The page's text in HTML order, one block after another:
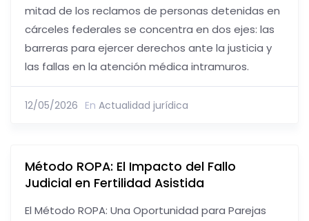
mitad de los reclamos de personas detenidas en
cárceles federales se concentra en dos ejes: las
barreras para ejercer derechos ante la justicia y
las fallas en la atención médica intramuros.
12/05/2026 En Actualidad jurídica
Método ROPA: El Impacto del Fallo
Judicial en Fertilidad Asistida
El Método ROPA: Una Oportunidad para Parejas